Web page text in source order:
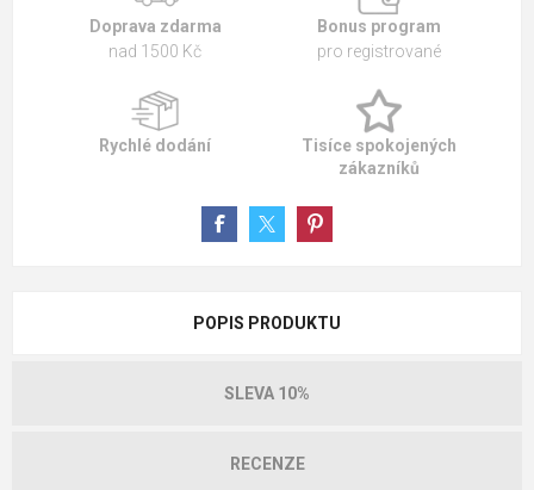
Doprava zdarma
nad 1500 Kč
Bonus program
pro registrované
Rychlé dodání
Tisíce spokojených
zákazníků
POPIS PRODUKTU
SLEVA 10%
RECENZE